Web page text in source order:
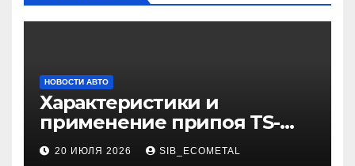
НОВОСТИ АВТО
Характеристики и
применение припоя TS-
99.35050
20 ИЮЛЯ 2026 SIB_ECOMETAL